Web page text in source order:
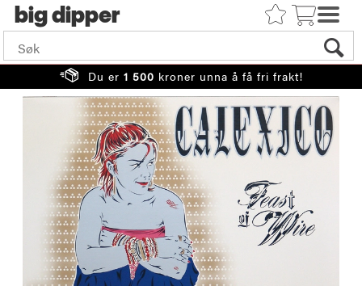
big
Du er 1 500 kroner unna å få fri frakt!